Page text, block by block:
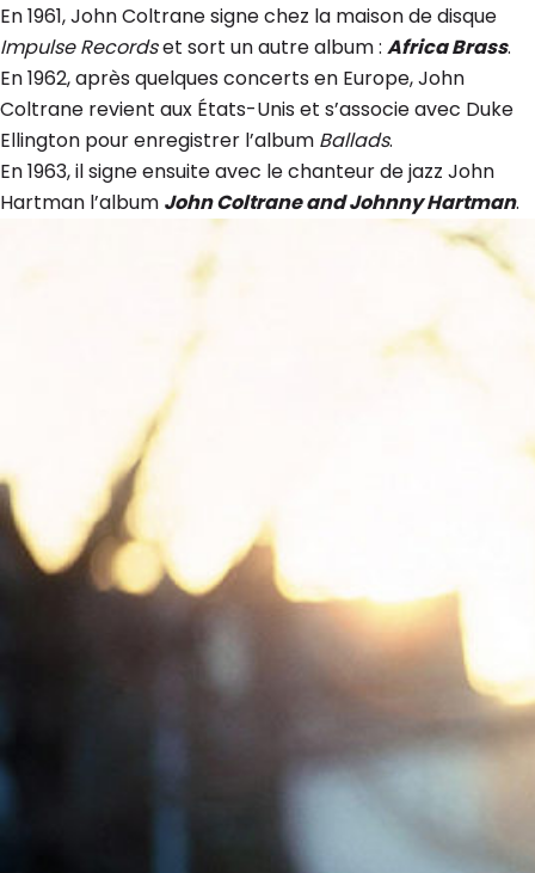
En 1961, John Coltrane signe chez la maison de disque
Impulse Recordset sort un autre album : Africa Brass.
En 1962, après quelques concerts en Europe, John
Coltrane revient aux États-Unis et s’associe avec Duke
Ellington pour enregistrer l’album Ballads.
En 1963, il signe ensuite avec le chanteur de jazz John
Hartman l’album John Coltrane and Johnny Hartman.